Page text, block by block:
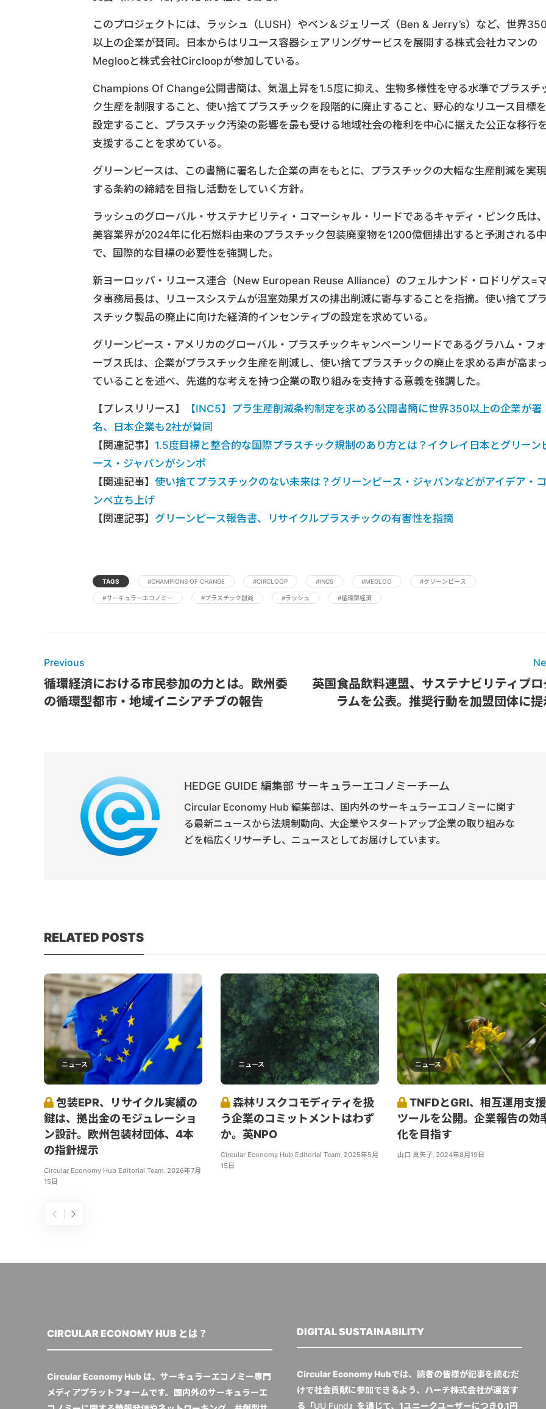
このプロジェクトには、ラッシュ（LUSH）やベン＆ジェリーズ（Ben & Jerry’s）など、世界350
以上の企業が賛同。日本からはリユース容器シェアリングサービスを展開する株式会社カマンの
Meglooと株式会社Circloopが参加している。
Champions Of Change公開書簡は、気温上昇を1.5度に抑え、生物多様性を守る水準でプラスチ
ク生産を制限すること、使い捨てプラスチックを段階的に廃止すること、野心的なリユース目標を
設定すること、プラスチック汚染の影響を最も受ける地域社会の権利を中心に据えた公正な移行を
支援することを求めている。
グリーンピースは、この書簡に署名した企業の声をもとに、プラスチックの大幅な生産削減を実現
する条約の締結を目指し活動をしていく方針。
ラッシュのグローバル・サステナビリティ・コマーシャル・リードであるキャディ・ピンク氏は、
美容業界が2024年に化石燃料由来のプラスチック包装廃棄物を1200億個排出すると予測される中
で、国際的な目標の必要性を強調した。
新ヨーロッパ・リユース連合（New European Reuse Alliance）のフェルナンド・ロドリゲス=
タ事務局長は、リユースシステムが温室効果ガスの排出削減に寄与することを指摘。使い捨てプラ
スチック製品の廃止に向けた経済的インセンティブの設定を求めている。
グリーンピース・アメリカのグローバル・プラスチックキャンペーンリードであるグラハム・フォ
ーブス氏は、企業がプラスチック生産を削減し、使い捨てプラスチックの廃止を求める声が高まっ
ていることを述べ、先進的な考えを持つ企業の取り組みを支持する意義を強調した。
【プレスリリース】
【INC5】プラ生産削減条約制定を求める公開書簡に世界350以上の企業が署
名、日本企業も2社が賛同
【関連記事】 1.5度目標と整合的な国際プラスチック規制のあり方とは？イクレイ日本とグリーン
ース・ジャパンがシンポ
【関連記事】 使い捨てプラスチックのない未来は？グリーンピース・ジャパンなどがアイデア・コ
ンペ立ち上げ
【関連記事】 グリーンピース報告書、リサイクルプラスチックの有害性を指摘
TAGS #CHAMPIONS OF CHANGE #CIRCLOOP #INC5 #MEGLOO #グリーンピース
#サーキュラーエコノミー #プラスチック削減 #ラッシュ #循環型経済
Previous
循環経済における市民参加の力とは。欧州委
の循環型都市・地域イニシアチブの報告
英国食品飲料連盟、サステナビリティプロ
ラムを公表。推奨行動を加盟団体に提
HEDGE GUIDE 編集部 サーキュラーエコノミーチーム
Circular Economy Hub 編集部は、国内外のサーキュラーエコノミーに関す
る最新ニュースから法規制動向、大企業やスタートアップ企業の取り組みな
どを幅広くリサーチし、ニュースとしてお届けしています。
RELATED POSTS
ニュース
包装EPR、リサイクル実績の
鍵は、拠出金のモジュレーショ
ン設計。欧州包装材団体、4本
の指針提示
Circular Economy Hub Editorial Team, 2026年7月
15日
ニュース
森林リスクコモディティを扱
う企業のコミットメントはわず
か。英NPO
Circular Economy Hub Editorial Team, 2025年5月
15日
ニュース
TNFDとGRI、相互運用支援
ツールを公開。企業報告の効
化を目指す
山口 真矢子, 2024年8月19日
CIRCULAR ECONOMY HUB とは？
Circular Economy Hub は、サーキュラーエコノミー専門
メディアプラットフォームです。国内外のサーキュラーエ
DIGITAL SUSTAINABILITY
Circular Economy Hubでは、読者の皆様が記事を読むだ
けで社会貢献に参加できるよう、ハーチ株式会社が運営す
る「UU Fund 」を通じて、1ユニークユーザーにつき0.1円